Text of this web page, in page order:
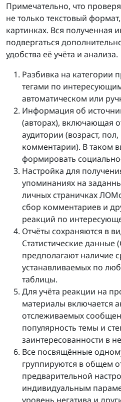
Примечательно, что
не только текстовый
картинках. Вся полученная
подвергаться
удобства её учёта и анализа.
Разбивка на категории
тегами по
автоматическом или
Информация об
(авторах), включающая
аудитории (возраст,
комментарии). В таком
формировать
Настройка для
упоминаниях на
личных страничках
сбор комментариев и
реакций по
Отчёты сохраняются в
Статистические данные
предполагают наличие
устанавливаемых по
таблицы.
Для учёта реакции на
материалы включается
отслеживаемых
популярность темы и
заинтересованности в
Все посвящённые
группируются в общем
предварительной
индивидуальным